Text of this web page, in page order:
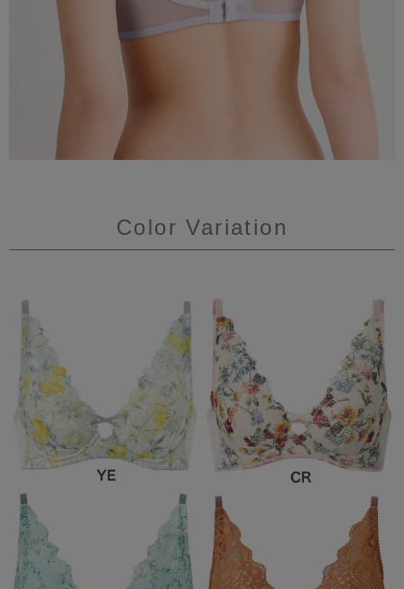
Color Variation